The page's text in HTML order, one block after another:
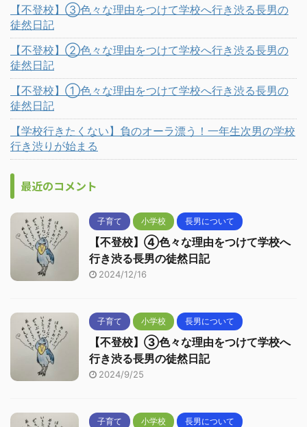
【不登校】③色々な理由をつけて学校へ行き渋る長男の
徒然日記
【不登校】②色々な理由をつけて学校へ行き渋る長男の
徒然日記
【不登校】①色々な理由をつけて学校へ行き渋る長男の
徒然日記
【学校行きたくない】負のオーラ漂う！一年生次男の学校
行き渋りが始まる
最近のコメント
子育て 小学校 長男について
【不登校】④色々な理由をつけて学校へ
行き渋る長男の徒然日記
2024/12/16
子育て 小学校 長男について
【不登校】③色々な理由をつけて学校へ
行き渋る長男の徒然日記
2024/9/25
子育て 小学校 長男について